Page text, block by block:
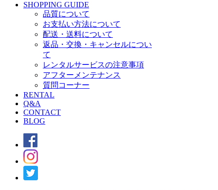
SHOPPING GUIDE
品質について
お支払い方法について
配送・送料について
返品・交換・キャンセルについ
て
レンタルサービスの注意事項
アフターメンテナンス
質問コーナー
RENTAL
Q&A
CONTACT
BLOG